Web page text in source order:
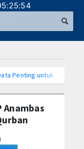
Penting untuk
Koordinasi dengan Wakil
Nonton Bareng Piala
Anambas